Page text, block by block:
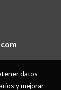
datos
y mejorar